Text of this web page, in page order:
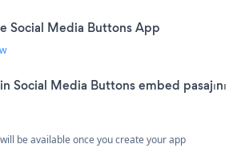
Social Media Buttons App
Social Media Buttons embed pasajını
be available once you create your app